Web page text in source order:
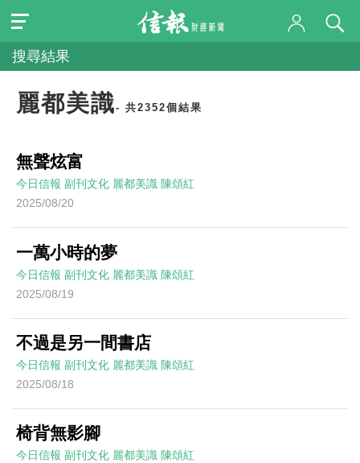
搜尋結果
麗都美識- 共2352個結果
無聲炫富
今日信報 副刊文化 麗都美識 陳頌紅
2025/08/20
一萬小時的夢
今日信報 副刊文化 麗都美識 陳頌紅
2025/08/19
不過是另一間書店
今日信報 副刊文化 麗都美識 陳頌紅
2025/08/18
椅背無影腳
今日信報 副刊文化 麗都美識 陳頌紅